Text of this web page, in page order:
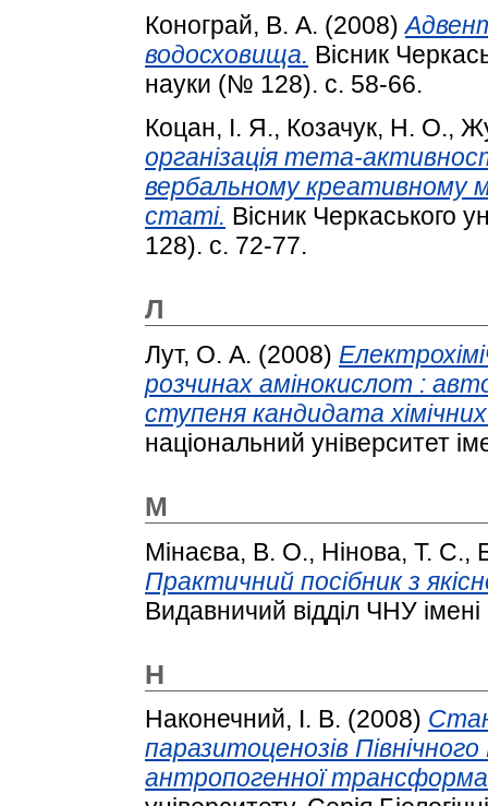
Конограй, В. А. (2008)
водосховища. Вісник
науки (№ 128). с. 58-66.
Коцан, І. Я., Козачук, Н. О.,
організація тета-
вербальному креативному
статі. Вісник Черкаського
128). с. 72-77.
Л
Лут, О. А. (2008)
розчинах амінокислот :
ступеня кандидата
національний університет
М
Мінаєва, В. О., Нінова, Т. С.,
Практичний посібник з
Видавничий відділ ЧНУ
Н
Наконечний, І. В. (2008)
паразитоценозів
антропогенної